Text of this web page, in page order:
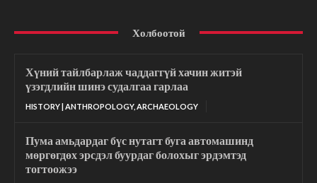
Холбоотой
Хүний тайлбарлаж чаддаггүй хачин житэй
үзэгдлийн шинэ судалгаа гарлаа
HISTORY | ANTHROPOLOGY, ARCHAEOLOGY
Пума амьдардаг бүс нутагт буга автомашинд
мөргөгдөх эрсдэл буурдаг болохыг эрдэмтэд
тогтоожээ